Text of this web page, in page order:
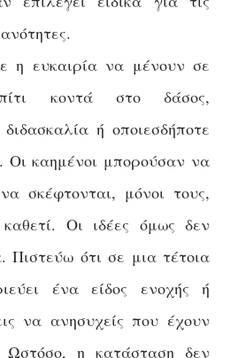
η ευκαιρία να μένουν σε
κοντά στο δάσος,
ή οποιεσδήποτε
Οι καημένοι μπορούσαν να
σκέφτονται, μόνοι τους,
Οι ιδέες όμως δεν
Πιστεύω ότι σε μια τέτοια
ένα είδος ενοχής ή
να ανησυχείς που έχουν
Ωστόσο, η κατάσταση δεν